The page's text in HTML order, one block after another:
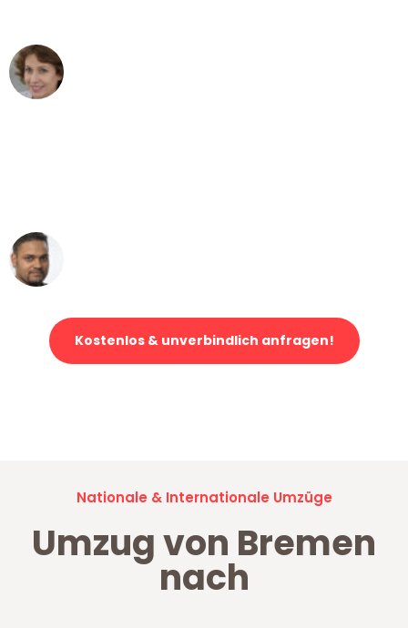
Kostenlos & unverbindlich anfragen!
Nationale & Internationale Umzüge
Umzug von Bremen
nach